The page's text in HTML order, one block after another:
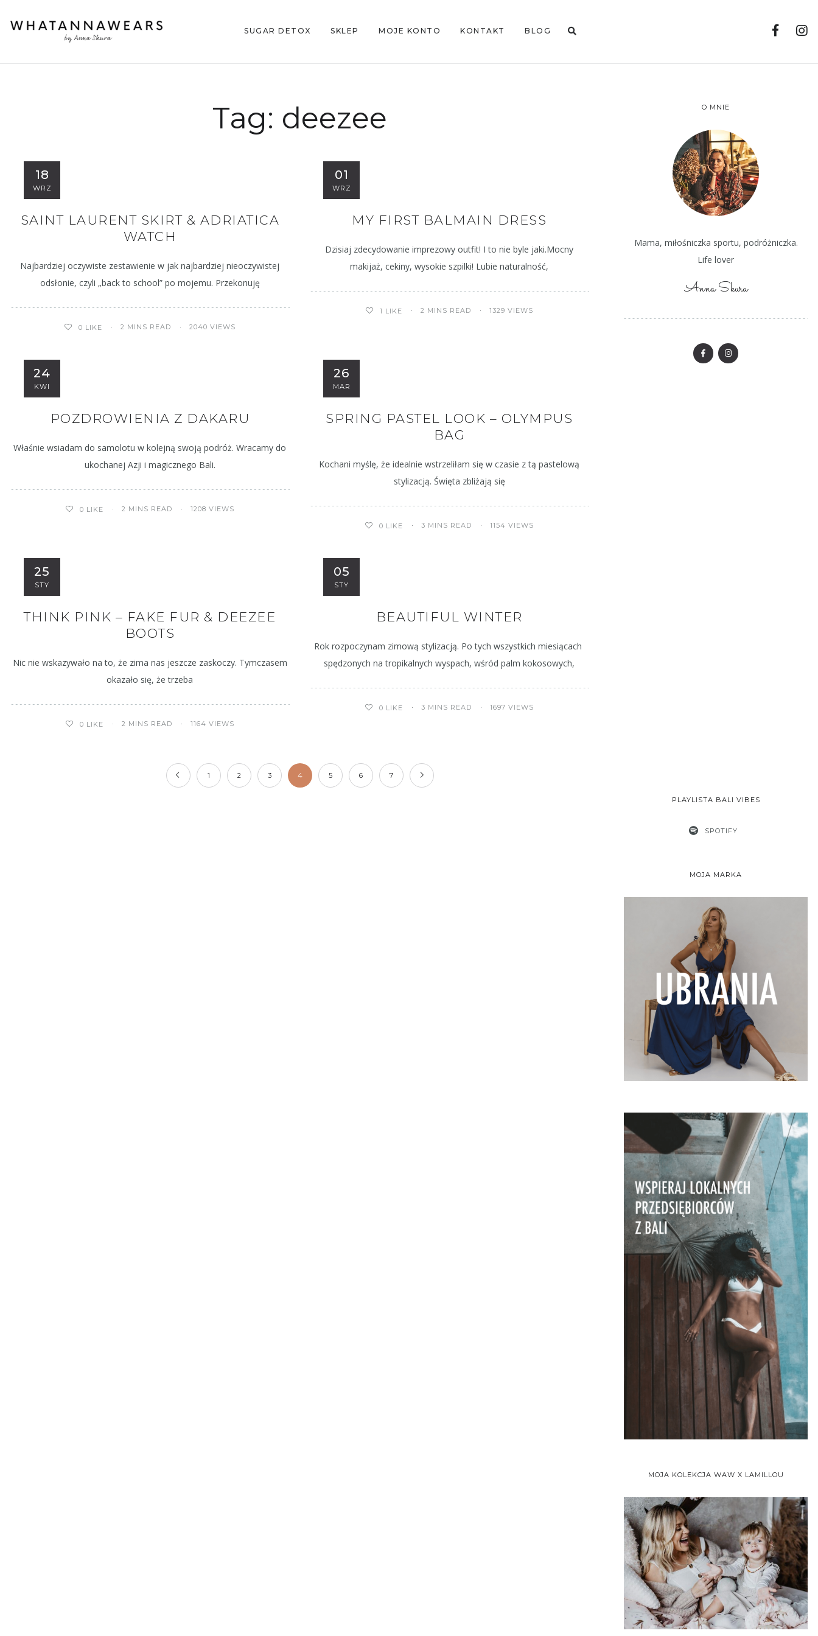
SUGAR DETOX SKLEP MOJE KONTO KONTAKT BLOG
Tag: deezee
18
WRZ
SAINT LAURENT SKIRT & ADRIATICA
WATCH
Najbardziej oczywiste zestawienie w jak najbardziej nieoczywistej
odsłonie, czyli „back to school” po mojemu. Przekonuję
0 LIKE 2 MINS READ 2040 VIEWS
01
WRZ
MY FIRST BALMAIN DRESS
Dzisiaj zdecydowanie imprezowy outfit! I to nie byle jaki.Mocny
makijaż, cekiny, wysokie szpilki! Lubie naturalność,
1 LIKE 2 MINS READ 1329 VIEWS
24
KWI
POZDROWIENIA Z DAKARU
Właśnie wsiadam do samolotu w kolejną swoją podróż. Wracamy do
ukochanej Azji i magicznego Bali.
0 LIKE 2 MINS READ 1208 VIEWS
26
MAR
SPRING PASTEL LOOK – OLYMPUS
BAG
Kochani myślę, że idealnie wstrzeliłam się w czasie z tą pastelową
stylizacją. Święta zbliżają się
0 LIKE 3 MINS READ 1154 VIEWS
25
STY
THINK PINK – FAKE FUR & DEEZEE
BOOTS
Nic nie wskazywało na to, że zima nas jeszcze zaskoczy. Tymczasem
okazało się, że trzeba
0 LIKE 2 MINS READ 1164 VIEWS
05
STY
BEAUTIFUL WINTER
Rok rozpoczynam zimową stylizacją. Po tych wszystkich miesiącach
spędzonych na tropikalnych wyspach, wśród palm kokosowych,
0 LIKE 3 MINS READ 1697 VIEWS
1 2 3 4 5 6 7
O MNIE
Mama, miłośniczka sportu, podróżniczka.
Life lover
Anna Skura
PLAYLISTA BALI VIBES
SPOTIFY
MOJA MARKA
MOJA KOLEKCJA WAW X LAMILLOU